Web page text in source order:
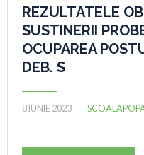
REZULTATELE
SUSTINERII
OCUPAREA
DEB. S
8 IUNIE 2023